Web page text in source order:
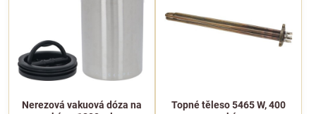
Nerezová vakuová dóza na
Topné těleso 5465 W, 400